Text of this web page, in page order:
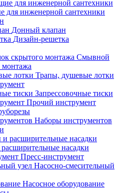
для инженерной сантехники
Донный клапан
Дизайн-решетка
Смывной
монтажа
Трапы, душевые лотки
Запрессовочные тиски
Прочий инструмент
Наборы инструментов
насадки
Пресс-инструмент
Насосно-смесительный
Насосное оборудование